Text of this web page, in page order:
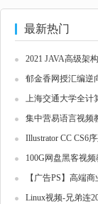
最新热门
2021 JAVA高级架
郁金香网授汇编逆
上海交通大学全计
集中营易语言视频
Illustrator CC CS6
100G网盘黑客视
【广告PS】高端
Linux视频-兄弟连